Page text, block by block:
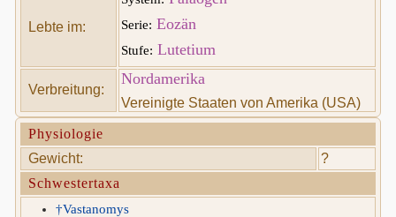
Lebte im: Serie: Eozän
Stufe: Lutetium
Verbreitung:
Nordamerika
Vereinigte Staaten von Amerika (USA)
Physiologie
Gewicht:
?
Schwestertaxa
†Vastanomys